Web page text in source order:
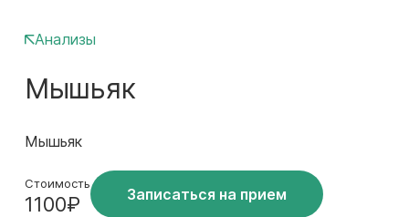
Анализы
Мышьяк
Мышьяк
Стоимость
1100₽ Записаться на прием